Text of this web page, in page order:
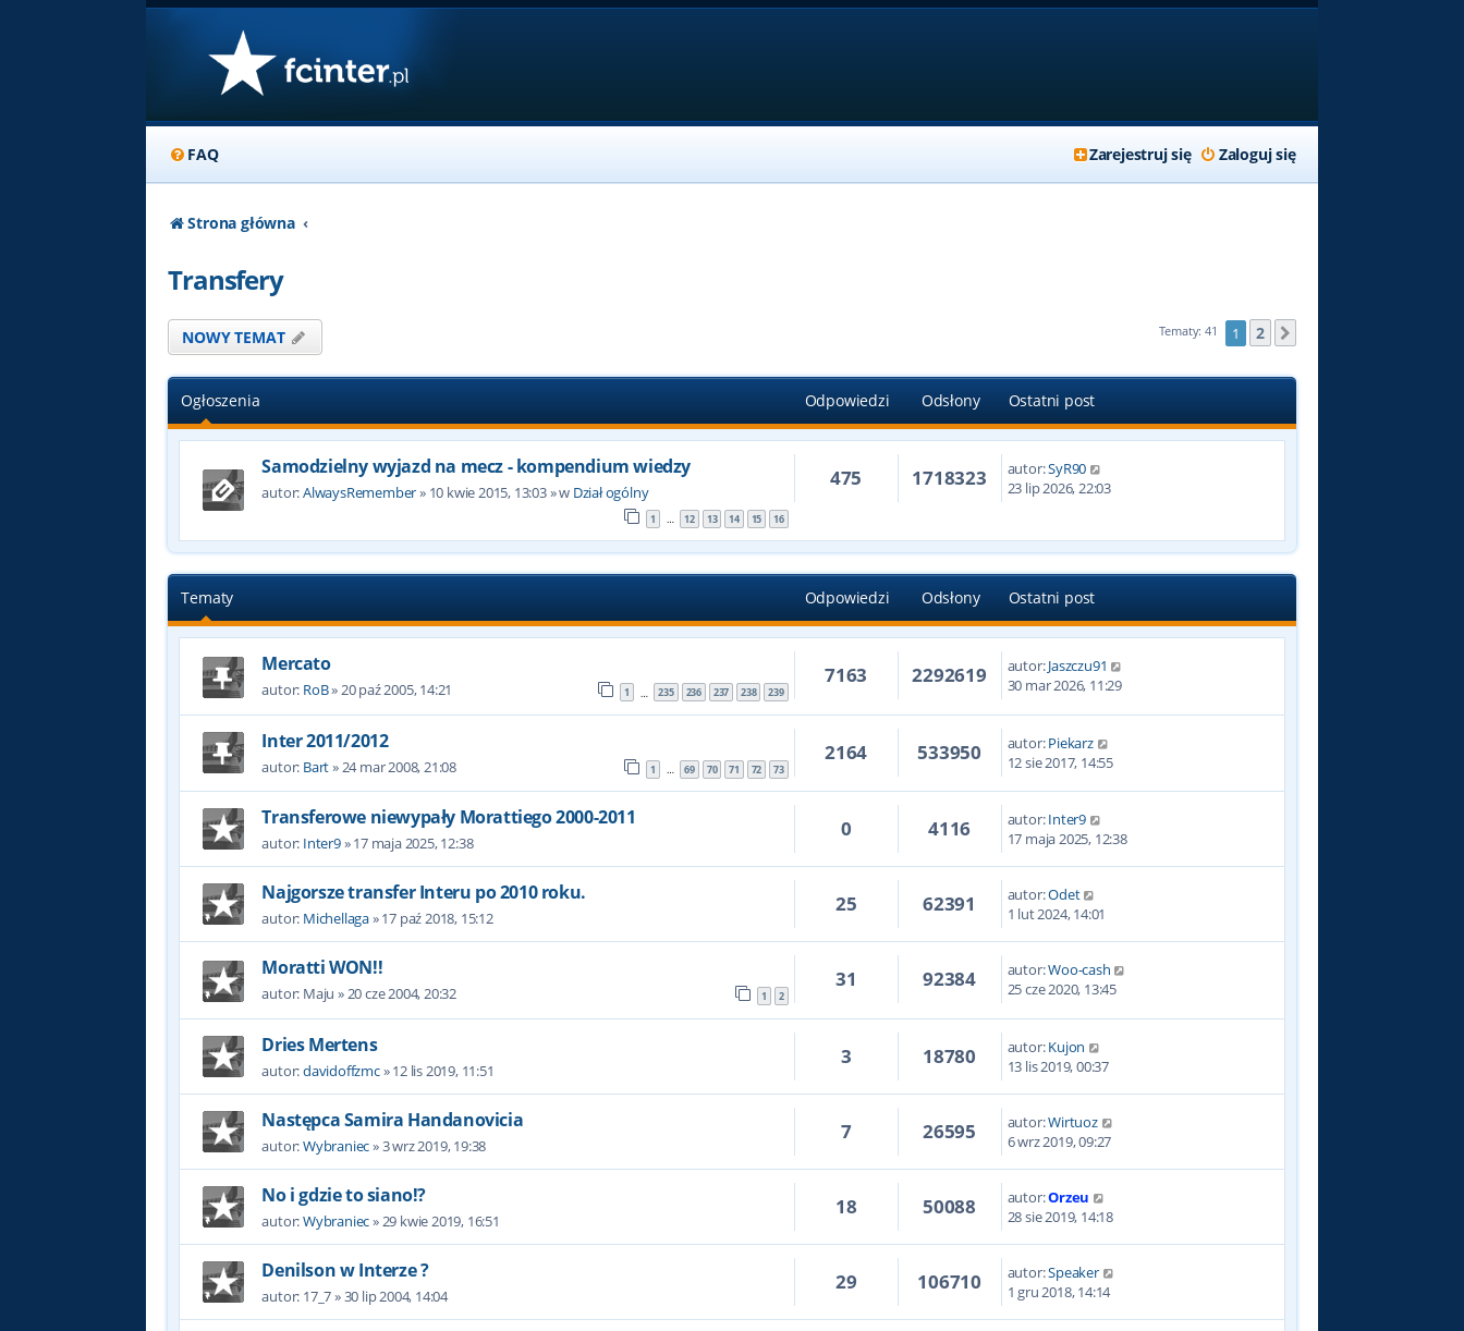
FAQ Zaloguj się
Zarejestruj się
Strona główna
Transfery
NOWY TEMAT Tematy: 41 1 2
Ogłoszenia Odpowiedzi Odsłony Ostatni post
Samodzielny wyjazd na mecz - kompendium wiedzy
autor:AlwaysRemember» 10 kwie 2015, 13:03» w Dział ogólny
1 … 12 13 14 15 16
475 1718323 autor:SyR90
23 lip 2026, 22:03
Tematy Odpowiedzi Odsłony Ostatni post
Mercato
autor: RoB»20 paź 2005, 14:21 1 … 235 236 237 238 239
7163 2292619 autor:Jaszczu91
30 mar 2026, 11:29
Inter 2011/2012
autor: Bart»24 mar 2008, 21:08 1 … 69 70 71 72 73
2164 533950 autor:Piekarz
12 sie 2017, 14:55
Transferowe niewypały Morattiego 2000-2011
autor: Inter9»17 maja 2025, 12:38
0 4116 autor:Inter9
17 maja 2025, 12:38
Najgorsze transfer Interu po 2010 roku.
autor: Michellaga»17 paź 2018, 15:12
25 62391 autor:Odet
1 lut 2024, 14:01
Moratti WON!!
autor: Maju »20 cze 2004, 20:32 1 2
31 92384 autor:Woo-cash
25 cze 2020, 13:45
Dries Mertens
autor:davidoffzmc»12 lis 2019, 11:51
3 18780 autor:Kujon
13 lis 2019, 00:37
Następca Samira Handanovicia
autor:Wybraniec»3 wrz 2019, 19:38
7 26595 autor:Wirtuoz
6 wrz 2019, 09:27
No i gdzie to siano!?
autor:Wybraniec» 29 kwie 2019, 16:51
18 50088 autor:Orzeu
28 sie 2019, 14:18
Denilson w Interze ?
autor: 17_7»30 lip 2004, 14:04
29 106710 autor:Speaker
1 gru 2018, 14:14